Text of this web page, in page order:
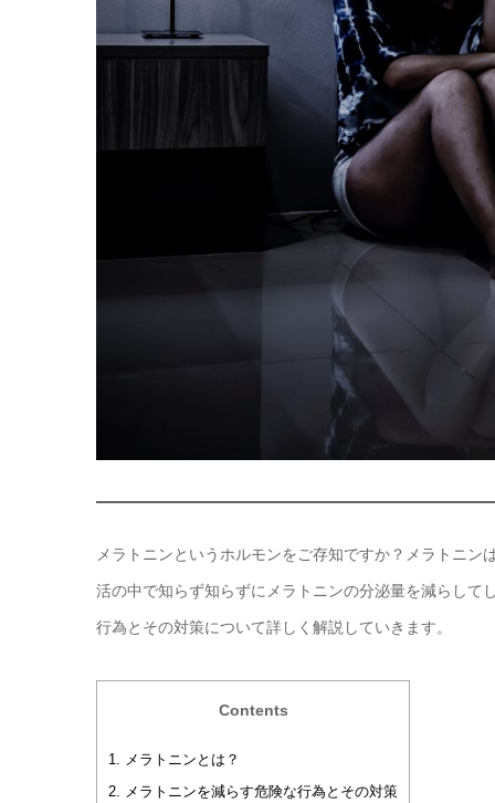
メラトニンというホルモンをご存知ですか？メラトニ
活の中で知らず知らずにメラトニンの分泌量を減らして
行為とその対策について詳しく解説していきます。
Contents
1. メラトニンとは？
2. メラトニンを減らす危険な行為とその対策